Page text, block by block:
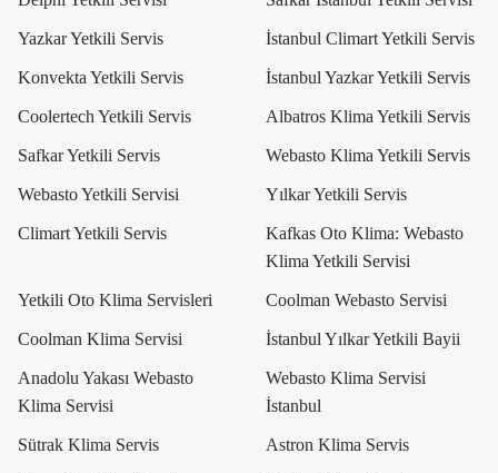
Yazkar Yetkili Servis İstanbul Climart Yetkili Servis
Konvekta Yetkili Servis İstanbul Yazkar Yetkili Servis
Coolertech Yetkili Servis Albatros Klima Yetkili Servis
Safkar Yetkili Servis Webasto Klima Yetkili Servis
Webasto Yetkili Servisi Yılkar Yetkili Servis
Climart Yetkili Servis
Kafkas Oto Klima: Webasto
Klima Yetkili Servisi
Yetkili Oto Klima Servisleri Coolman Webasto Servisi
Coolman Klima Servisi İstanbul Yılkar Yetkili Bayii
Anadolu Yakası Webasto
Klima Servisi
Webasto Klima Servisi
İstanbul
Sütrak Klima Servis Astron Klima Servis